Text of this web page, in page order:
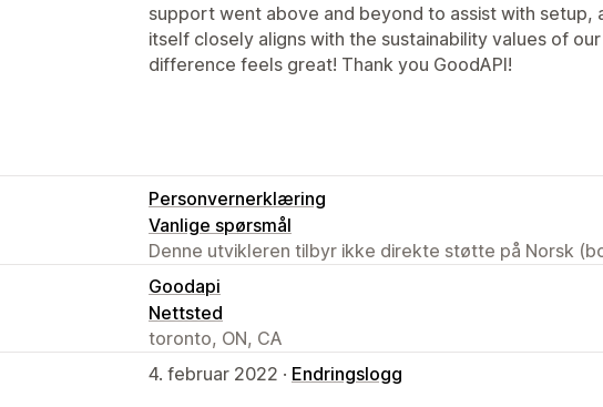
support went above and beyond to assist with setup,
itself closely aligns with the sustainability values of
difference feels great! Thank you GoodAPI!
Personvernerklæring
Vanlige spørsmål
Denne utvikleren tilbyr ikke direkte støtte på Norsk
Goodapi
Nettsted
toronto, ON, CA
4. februar 2022 · Endringslogg